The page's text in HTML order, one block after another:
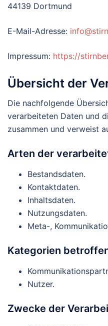
44139 Dortmund
E-Mail-Adresse:
Impressum: https://
Übersicht der
Die nachfolgende
verarbeiteten Daten und
zusammen und verweist
Arten der
Bestandsdaten.
Kontaktdaten.
Inhaltsdaten.
Nutzungsdaten.
Meta-,
Kategorien
Nutzer.
Zwecke der